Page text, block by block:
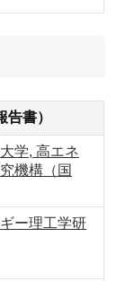
告書）
学, 高エネ
機構（国
ー理工学研